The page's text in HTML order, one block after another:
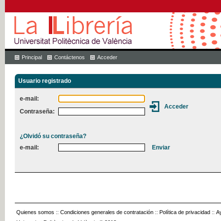
Principal Contáctenos Acceder
Usuario registrado
e-mail:
Contraseña:
¿Olvidó su contraseña?
e-mail:
Quienes somos :: Condiciones generales de contratación :: Política de privacidad ::